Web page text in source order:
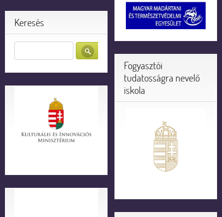
Keresés
Fogyasztói
tudatosságra nevelő
iskola